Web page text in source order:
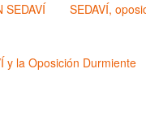
SEDAVÍ SEDAVÍ,
y la Oposición Durmiente